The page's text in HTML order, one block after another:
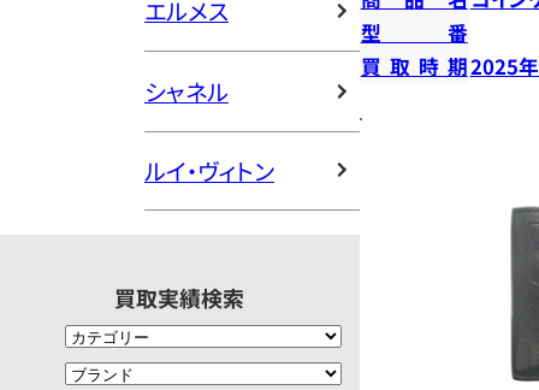
エルメス
シャネル
ルイ・ヴィトン
買取実績検索
型番
買取時期2025